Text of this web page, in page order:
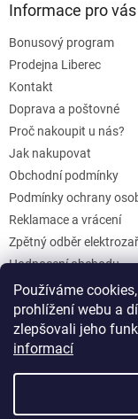
Používáme
prohlížení webu a
zlepšovali jeho
informací
Informace pro vás
Bonusový program
Prodejna Liberec
Kontakt
Doprava a poštovné
Proč nakoupit u nás?
Jak nakupovat
Obchodní podmínky
Podmínky ochrany
Reklamace a vrácení
Zpětný odběr
Hodnocení obchodu
Dárkové poukazy
Blog